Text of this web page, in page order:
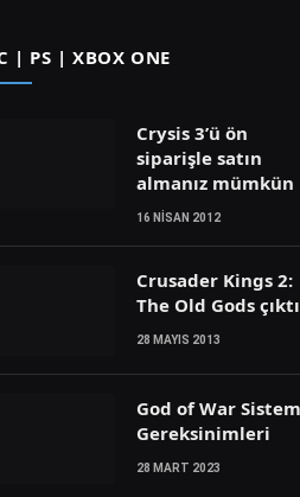
| PS | XBOX ONE
Crysis 3’ü ön
siparişle satın
almanız mümkün
16 NISAN 2012
Crusader Kings 2:
The Old Gods çıktı
28 MAYIS 2013
God of War Sistem
Gereksinimleri
28 MART 2023